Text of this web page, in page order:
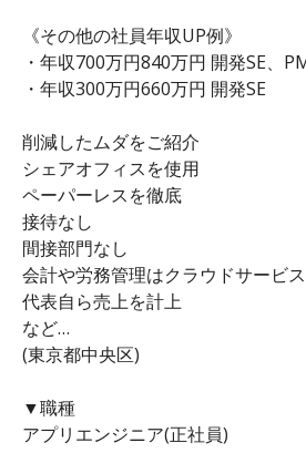
《その他の社員年収UP例》
・年収700万円840万円 開発SE、
・年収300万円660万円 開発SE
削減したムダをご紹介
シェアオフィスを使用
ペーパーレスを徹底
接待なし
間接部門なし
会計や労務管理はクラウドサービ
代表自ら売上を計上
など…
(東京都中央区)
▼職種
アプリエンジニア(正社員)